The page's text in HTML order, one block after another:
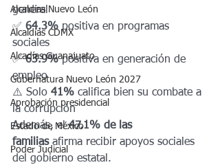
Alcaldías Nuevo León
Alcaldias CDMX
Alcadías Guanajuato
Gubernatura Nuevo León 2027
Aprobación presidencial
Estado de México
Poder Judicial
general
✅ 64.3% positiva en programas
sociales
✅ 63.9% positiva en generación de
empleo
⚠️ Solo 41% califica bien su combate a
la corrupción
Además, el 47.1% de las
familias afirma recibir apoyos sociales
del gobierno estatal.